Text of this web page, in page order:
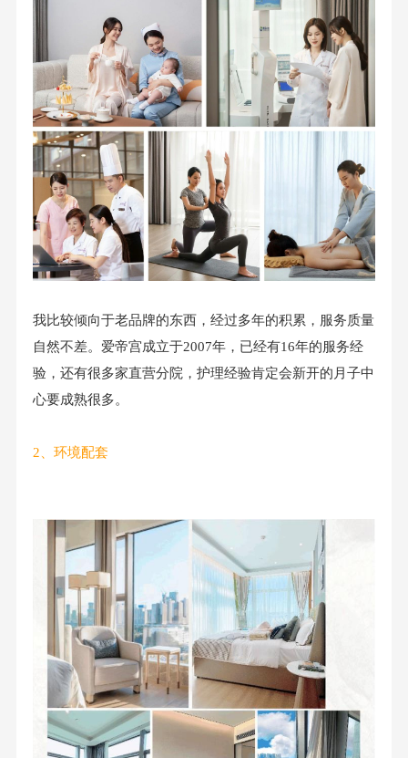
我比较倾向于老品牌的东西，经过多年的积累，服务质量
自然不差。爱帝宫成立于2007年，已经有16年的服务经
验，还有很多家直营分院，护理经验肯定会新开的月子中
心要成熟很多。
2、环境配套